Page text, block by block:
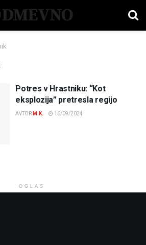
Potres v Hrastniku: “Kot
eksplozija” pretresla regijo
AVTOR M.K. 16/09/2024
OGLAS